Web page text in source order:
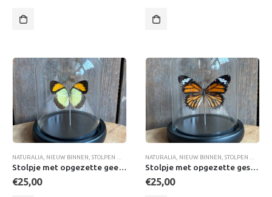
NATURALIA NIEUW BINNEN STOLPEN MET VLINDERS
Stolpje met opgezette geel Oranjetip vlinder
€25,00
NATURALIA NIEUW BINNEN STOLPEN MET VLINDERS
Stolpje met opgezette gestreepte Tijger vlinder
€25,00